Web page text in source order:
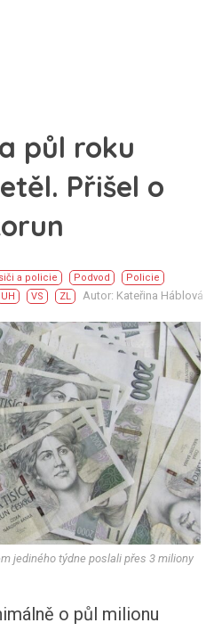
půl roku
Přišel o
a policie Podvod
Policie
UH VS ZL Autor: Kateřina Háblová
jediného týdne poslali přes 3 miliony
o půl milionu